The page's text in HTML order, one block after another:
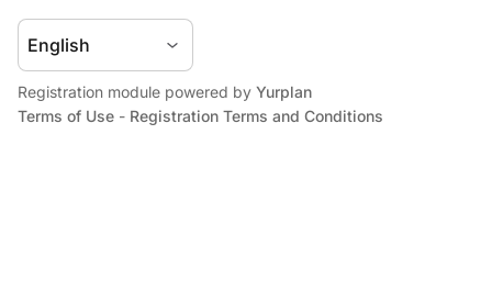
Registration module powered by Yurplan
Terms of Use - Registration Terms and Conditions